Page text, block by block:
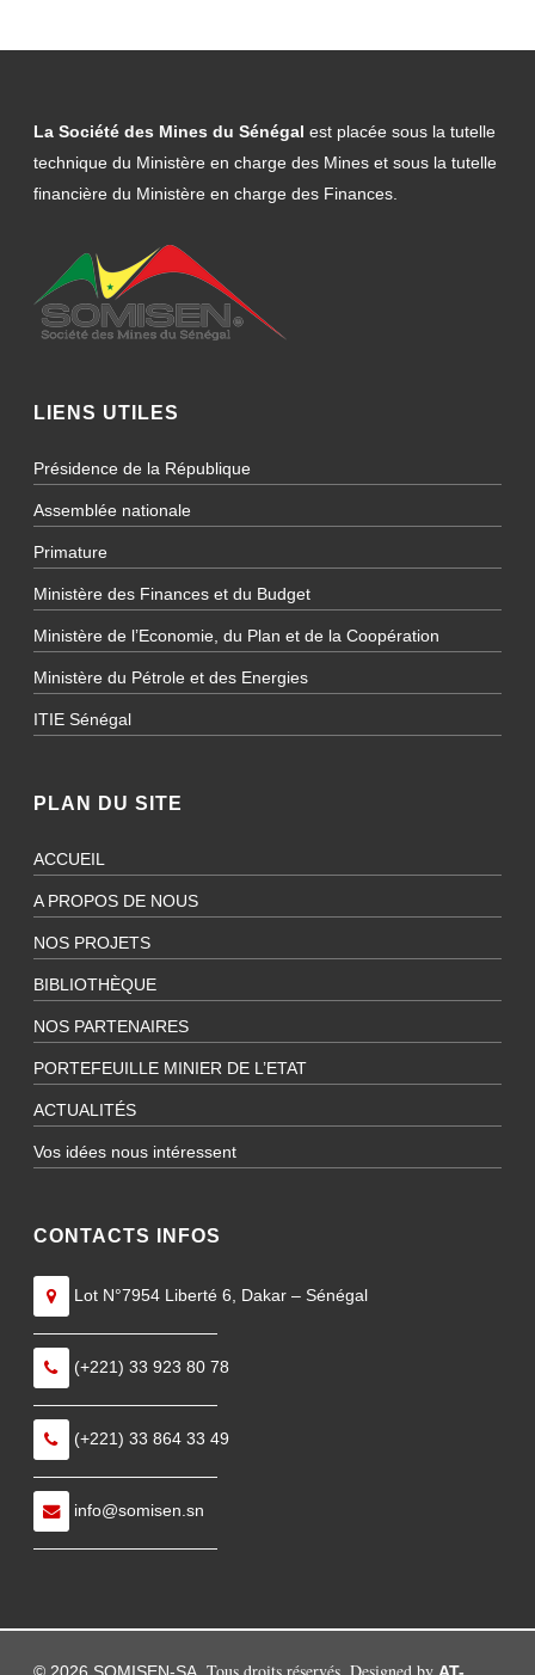
La Société des Mines du Sénégal est placée sous la tutelle
technique du Ministère en charge des Mines et sous la tutelle
financière du Ministère en charge des Finances.
LIENS UTILES
Présidence de la République
Assemblée nationale
Primature
Ministère des Finances et du Budget
Ministère de l’Economie, du Plan et de la Coopération
Ministère du Pétrole et des Energies
ITIE Sénégal
PLAN DU SITE
ACCUEIL
A PROPOS DE NOUS
NOS PROJETS
BIBLIOTHÈQUE
NOS PARTENAIRES
PORTEFEUILLE MINIER DE L’ETAT
ACTUALITÉS
Vos idées nous intéressent
CONTACTS INFOS
Lot N°7954 Liberté 6, Dakar – Sénégal
———————————
(+221) 33 923 80 78
———————————
(+221) 33 864 33 49
———————————
info@somisen.sn
———————————